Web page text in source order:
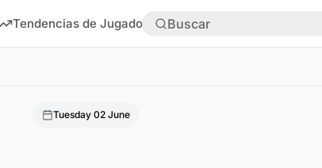
Tendencias de Jugadores Más
Tuesday 02 June